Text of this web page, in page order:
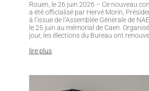
Rouen, le 26 juin 2026 – Ce nouveau
a été officialisé par Hervé Morin,
à l’issue de l’Assemblée Générale de
le 25 juin au mémorial de Caen.
jour, les élections du Bureau ont
lire plus